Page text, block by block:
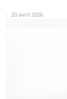
20 avril 2026